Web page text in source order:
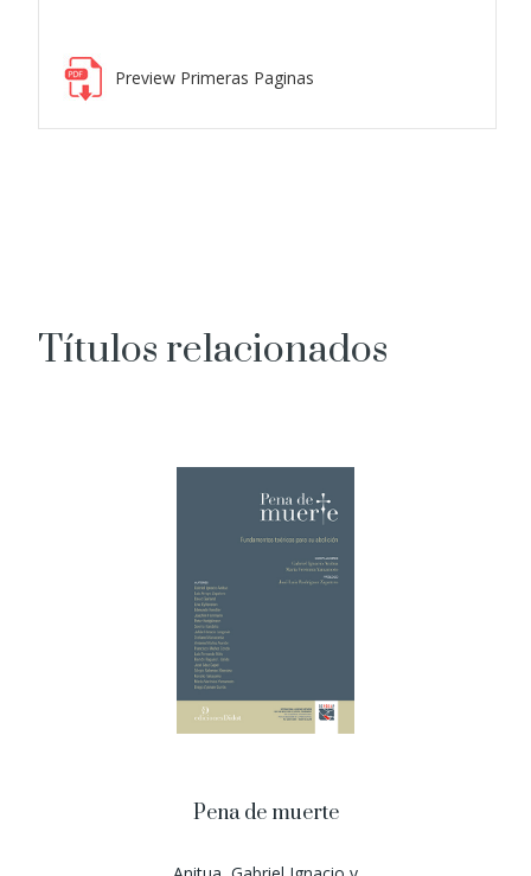
Preview Primeras Paginas
Títulos relacionados
Pena de muerte